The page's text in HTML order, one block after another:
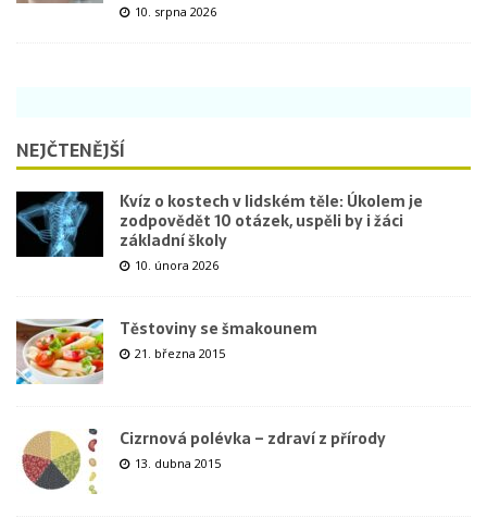
10. srpna 2026
NEJČTENĚJŠÍ
Kvíz o kostech v lidském těle: Úkolem je
zodpovědět 10 otázek, uspěli by i žáci
základní školy
10. února 2026
Těstoviny se šmakounem
21. března 2015
Cizrnová polévka – zdraví z přírody
13. dubna 2015